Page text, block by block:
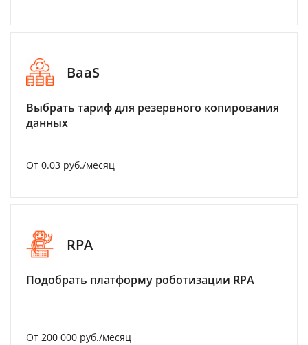
BaaS
Выбрать тариф для резервного копирования
данных
От 0.03 руб./месяц
RPA
Подобрать платформу роботизации RPA
От 200 000 руб./месяц